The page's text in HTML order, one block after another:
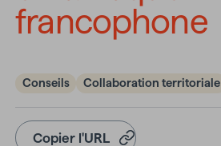
francophone
Conseils Collaboration territoriale
Copier l'URL